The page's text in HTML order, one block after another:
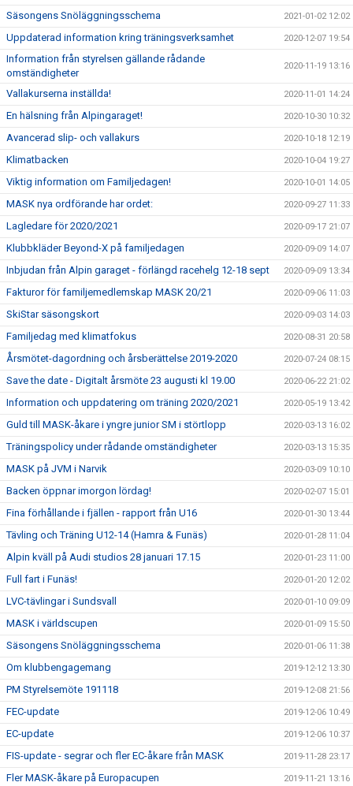
Säsongens Snöläggningsschema 2021-01-02 12:02
Uppdaterad information kring träningsverksamhet 2020-12-07 19:54
Information från styrelsen gällande rådande
omständigheter
2020-11-19 13:16
Vallakurserna inställda! 2020-11-01 14:24
En hälsning från Alpingaraget! 2020-10-30 10:32
Avancerad slip- och vallakurs 2020-10-18 12:19
Klimatbacken 2020-10-04 19:27
Viktig information om Familjedagen! 2020-10-01 14:05
MASK nya ordförande har ordet: 2020-09-27 11:33
Lagledare för 2020/2021 2020-09-17 21:07
Klubbkläder Beyond-X på familjedagen 2020-09-09 14:07
Inbjudan från Alpin garaget - förlängd racehelg 12-18 sept 2020-09-09 13:34
Fakturor för familjemedlemskap MASK 20/21 2020-09-06 11:03
SkiStar säsongskort 2020-09-03 14:03
Familjedag med klimatfokus 2020-08-31 20:58
Årsmötet-dagordning och årsberättelse 2019-2020 2020-07-24 08:15
Save the date - Digitalt årsmöte 23 augusti kl 19.00 2020-06-22 21:02
Information och uppdatering om träning 2020/2021 2020-05-19 13:42
Guld till MASK-åkare i yngre junior SM i störtlopp 2020-03-13 16:02
Träningspolicy under rådande omständigheter 2020-03-13 15:35
MASK på JVM i Narvik 2020-03-09 10:10
Backen öppnar imorgon lördag! 2020-02-07 15:01
Fina förhållande i fjällen - rapport från U16 2020-01-30 13:44
Tävling och Träning U12-14 (Hamra & Funäs) 2020-01-28 11:04
Alpin kväll på Audi studios 28 januari 17.15 2020-01-23 11:00
Full fart i Funäs! 2020-01-20 12:02
LVC-tävlingar i Sundsvall 2020-01-10 09:09
MASK i världscupen 2020-01-09 15:50
Säsongens Snöläggningsschema 2020-01-06 11:38
Om klubbengagemang 2019-12-12 13:30
PM Styrelsemöte 191118 2019-12-08 21:56
FEC-update 2019-12-06 10:49
EC-update 2019-12-06 10:37
FIS-update - segrar och fler EC-åkare från MASK 2019-11-28 23:17
Fler MASK-åkare på Europacupen 2019-11-21 13:16